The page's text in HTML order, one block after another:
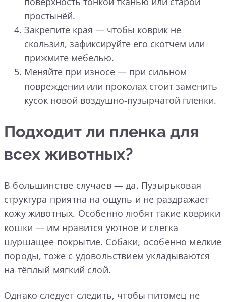
простынёй.
Закрепите края — чтобы коврик не
скользил, зафиксируйте его скотчем или
прижмите мебелью.
Меняйте при износе — при сильном
повреждении или проколах стоит заменить
кусок новой воздушно-пузырчатой пленки.
Подходит ли пленка для
всех животных?
В большинстве случаев — да. Пузырьковая
структура приятна на ощупь и не раздражает
кожу животных. Особенно любят такие коврики
кошки — им нравится уютное и слегка
шуршащее покрытие. Собаки, особенно мелкие
породы, тоже с удовольствием укладываются
на тёплый мягкий слой.
Однако следует следить, чтобы питомец не